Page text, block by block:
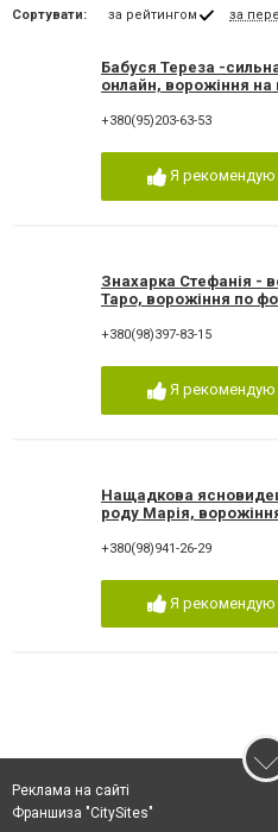
Сортувати: за рейтингом за
Бабуся Тереза -
онлайн, ворожіння на
+380(95)203-63-53
Я рекомендую
Знахарка Стефанія -
Таро, ворожіння по
+380(98)397-83-15
Я рекомендую
Нащадкова
роду Марія,
+380(98)941-26-29
Я рекомендую
Реклама на сайті
Франшиза "CitySites"